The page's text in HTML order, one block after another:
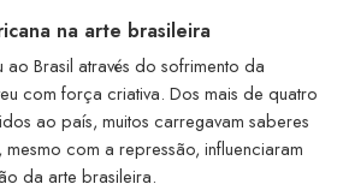
na arte brasileira
Brasil através do sofrimento da
com força criativa. Dos mais de quatro
ao país, muitos carregavam saberes
com a repressão, influenciaram
da arte brasileira.